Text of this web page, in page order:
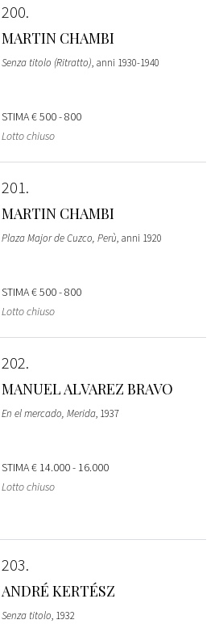
200
MARTIN CHAMBI
Senza titolo (Ritratto), anni 1930-1940
STIMA€ 500 - 800
Lotto chiuso
201
MARTIN CHAMBI
Plaza Major de Cuzco, Perù, anni 1920
STIMA€ 500 - 800
Lotto chiuso
202
MANUEL ALVAREZ BRAVO
En el mercado, Merida, 1937
STIMA€ 14.000 - 16.000
Lotto chiuso
203
ANDRÉ KERTÉSZ
Senza titolo, 1932